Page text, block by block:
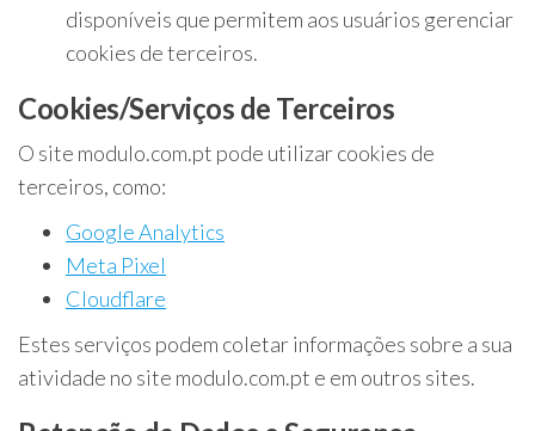
disponíveis que permitem aos usuários gerenciar
cookies de terceiros.
Cookies/Serviços de Terceiros
O site modulo.com.pt pode utilizar cookies de
terceiros, como:
Google Analytics
Meta Pixel
Cloudflare
Estes serviços podem coletar informações sobre a sua
atividade no site modulo.com.pt e em outros sites.